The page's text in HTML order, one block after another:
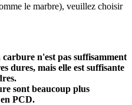
le marbre), veuillez choisir
n'est pas suffisamment
dures, mais elle est suffisante
sont beaucoup plus
PCD.